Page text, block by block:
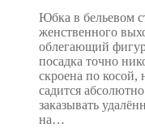
Юбка в бельевом
женственного
облегающий
посадка точно
скроена по косой,
садится
заказывать
на…